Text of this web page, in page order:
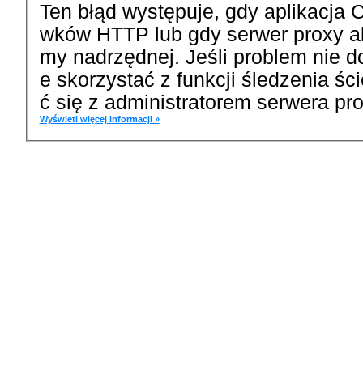
Ten błąd występuje, gdy aplikacja
wków HTTP lub gdy serwer proxy
my nadrzędnej. Jeśli problem nie
e skorzystać z funkcji śledzenia
ć się z administratorem serwera
Wyświetl więcej informacji »